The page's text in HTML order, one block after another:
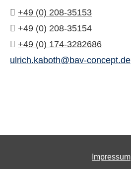
+49 (0) 208-35153
+49 (0) 208-35154
+49 (0) 174-3282686
ulrich.kaboth@bav-concept.de
Impressum